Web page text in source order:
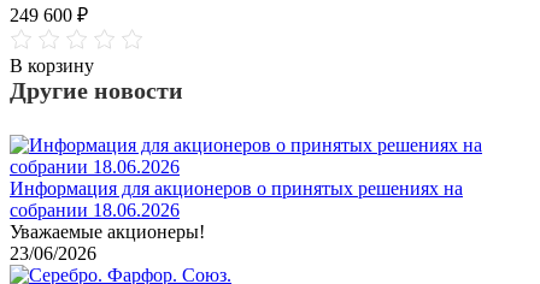
249 600 ₽
В корзину
Другие новости
Информация для акционеров о принятых решениях на
собрании 18.06.2026
Уважаемые акционеры!
23/06/2026